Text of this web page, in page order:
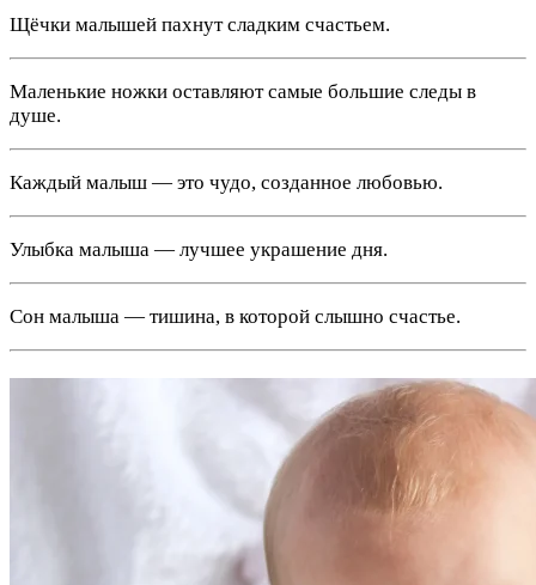
Щёчки малышей пахнут сладким счастьем.
Маленькие ножки оставляют самые большие следы в
душе.
Каждый малыш — это чудо, созданное любовью.
Улыбка малыша — лучшее украшение дня.
Сон малыша — тишина, в которой слышно счастье.